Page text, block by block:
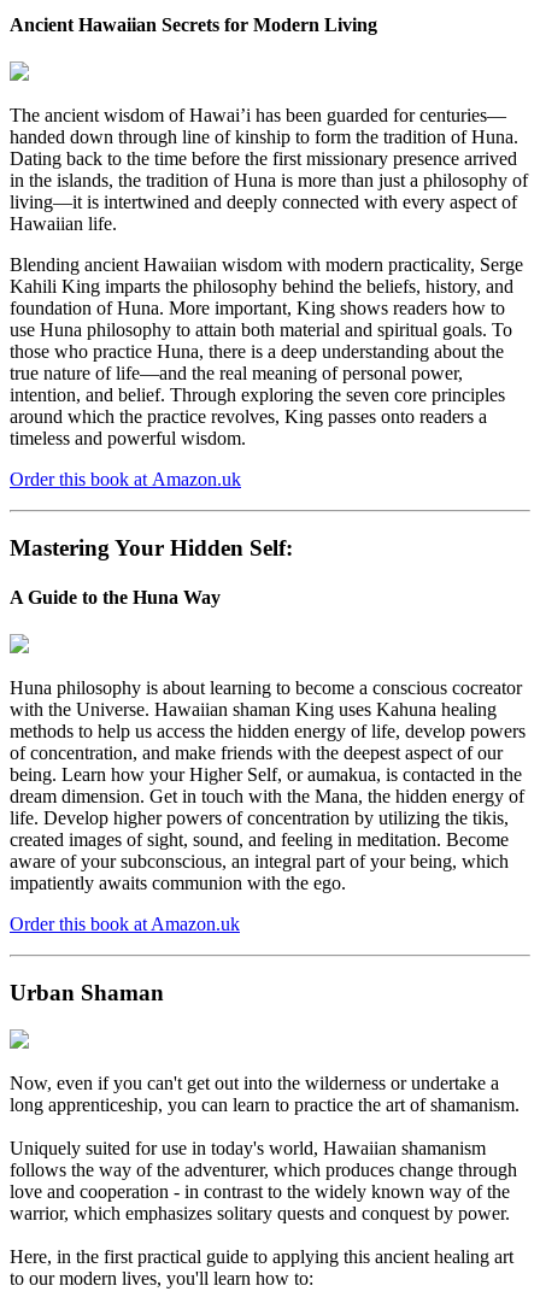
Ancient Hawaiian Secrets for Modern Living
The ancient wisdom of Hawai’i has been guarded for centuries—
handed down through line of kinship to form the tradition of Huna.
Dating back to the time before the first missionary presence arrived
in the islands, the tradition of Huna is more than just a philosophy of
living—it is intertwined and deeply connected with every aspect of
Hawaiian life.
Blending ancient Hawaiian wisdom with modern practicality, Serge
Kahili King imparts the philosophy behind the beliefs, history, and
foundation of Huna. More important, King shows readers how to
use Huna philosophy to attain both material and spiritual goals. To
those who practice Huna, there is a deep understanding about the
true nature of life—and the real meaning of personal power,
intention, and belief. Through exploring the seven core principles
around which the practice revolves, King passes onto readers a
timeless and powerful wisdom.
Order this book at Amazon.uk
Mastering Your Hidden Self:
A Guide to the Huna Way
Huna philosophy is about learning to become a conscious cocreator
with the Universe. Hawaiian shaman King uses Kahuna healing
methods to help us access the hidden energy of life, develop powers
of concentration, and make friends with the deepest aspect of our
being. Learn how your Higher Self, or aumakua, is contacted in the
dream dimension. Get in touch with the Mana, the hidden energy of
life. Develop higher powers of concentration by utilizing the tikis,
created images of sight, sound, and feeling in meditation. Become
aware of your subconscious, an integral part of your being, which
impatiently awaits communion with the ego.
Order this book at Amazon.uk
Urban Shaman
Now, even if you can't get out into the wilderness or undertake a
long apprenticeship, you can learn to practice the art of shamanism.
Uniquely suited for use in today's world, Hawaiian shamanism
follows the way of the adventurer, which produces change through
love and cooperation - in contrast to the widely known way of the
warrior, which emphasizes solitary quests and conquest by power.
Here, in the first practical guide to applying this ancient healing art
to our modern lives, you'll learn how to: